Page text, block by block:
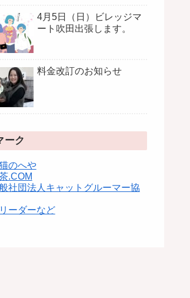
4月5日（日）ビレッジマ
ート吹田出張します。
料金改訂のお知らせ
ーク
のへや
.COM
社団法人キャットグルーマー協
ーダーなど